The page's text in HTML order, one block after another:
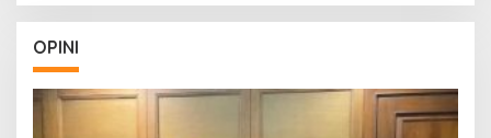
OPINI